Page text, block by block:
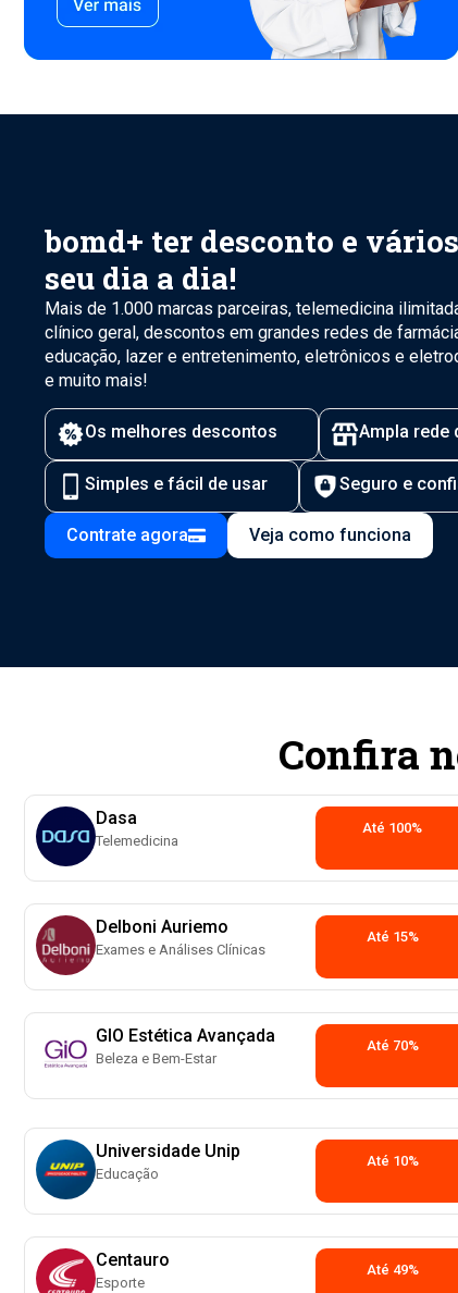
bomd+ ter desconto e
seu dia a dia!
Mais de 1.000 marcas parceiras, telemedicina
clínico geral, descontos em grandes redes de
educação, lazer e entretenimento, eletrônicos e
e muito mais!
Os melhores descontos Ampla rede
Simples e fácil de usar Seguro e
Contrate agora Veja como funciona
Confira
Dasa
Telemedicina
Até 100%
Delboni Auriemo
Exames e Análises Clínicas
Até 15%
GIO Estética Avançada
Beleza e Bem-Estar
Até 70%
Universidade Unip
Educação
Até 10%
Centauro
Esporte
Até 49%